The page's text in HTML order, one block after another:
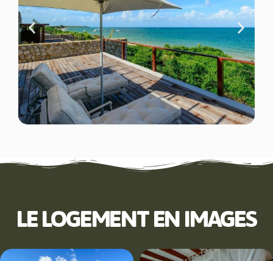
LE LOGEMENT EN IMAGES